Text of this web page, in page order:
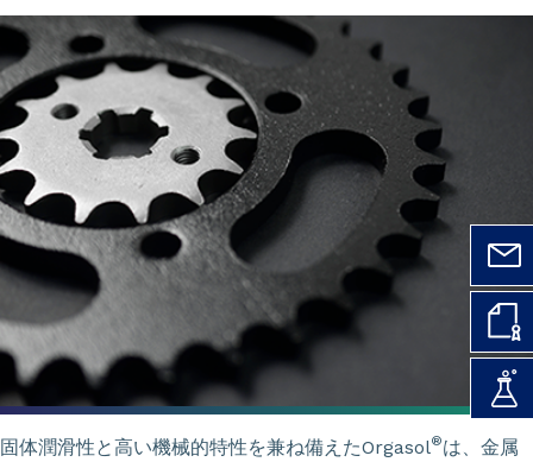
固体潤滑性と高い機械的特性を兼ね備えたOrgasol®は、金属